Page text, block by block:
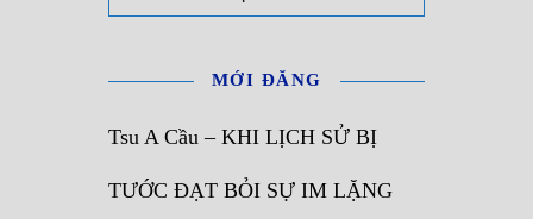
MỚI ĐĂNG
Tsu A Cầu – KHI LỊCH SỬ BỊ
TƯỚC ĐẠT BỎI SỰ IM LẶNG